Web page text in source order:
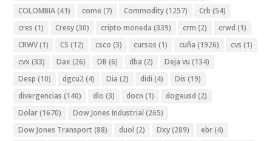
COLOMBIA(41) come (7) Commodity(1257) Crb (54)
cres (1) Cresy(30) cripto moneda (339) crm (2) crwd (1)
CRWV(1) CS (12) csco (3) cursos (1) cuña (1926) cvs (1)
cvx (33) Dax (26) DB (6) dba (2) Deja vu (134)
Desp (10) dgcu2(4) Dia (2) didi (4) Dis (19)
divergencias (140) dlo (3) docn (1) dogeusd (2)
Dolar(1670) Dow Jones Industrial (265)
Dow Jones Transport (88) duol (2) Dxy(289) ebr(4)